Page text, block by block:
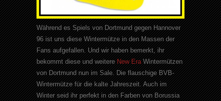
Während es Spiels von Dortmund gegen Hannover
96 ist uns diese Wintermütze in den Massen der
Fans aufgefallen. Und wir haben bemerkt, ihr
bekommt diese und weitereNew EraWintermützen
von Dortmund nun im Sale. Die flauschige BVB-
Wintermütze für die kalte Jahreszeit. Auch im
Winter seid ihr perfekt in den Farben von Borussia